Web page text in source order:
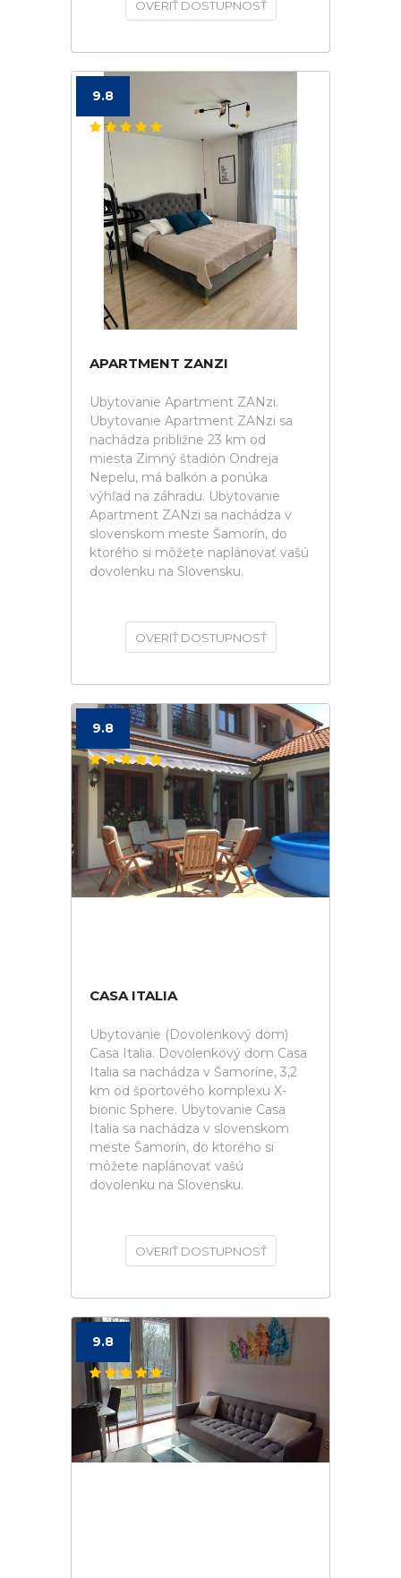
OVERIŤ DOSTUPNOSŤ
9.8
APARTMENT ZANZI
Ubytovanie Apartment ZANzi.
Ubytovanie Apartment ZANzi sa
nachádza približne 23 km od
miesta Zimný štadión Ondreja
Nepelu, má balkón a ponúka
výhľad na záhradu. Ubytovanie
Apartment ZANzi sa nachádza v
slovenskom meste Šamorín, do
ktorého si môžete naplánovať vašú
dovolenku na Slovensku.
OVERIŤ DOSTUPNOSŤ
9.8
CASA ITALIA
Ubytovanie (Dovolenkový dom)
Casa Italia. Dovolenkový dom Casa
Italia sa nachádza v Šamoríne, 3,2
km od športového komplexu X-
bionic Sphere. Ubytovanie Casa
Italia sa nachádza v slovenskom
meste Šamorín, do ktorého si
môžete naplánovať vašú
dovolenku na Slovensku.
OVERIŤ DOSTUPNOSŤ
9.8